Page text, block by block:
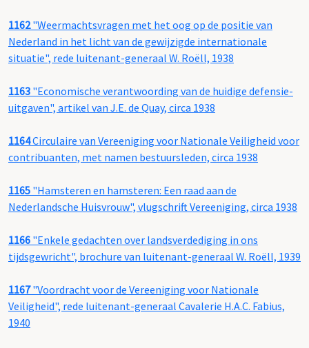
1162"Weermachtsvragen met het oog op de positie van
Nederland in het licht van de gewijzigde internationale
situatie", rede luitenant-generaal W. Roëll, 1938
1163 "Economische verantwoording van de huidige defensie-
uitgaven", artikel van J.E. de Quay, circa 1938
1164Circulaire van Vereeniging voor Nationale Veiligheid voor
contribuanten, met namen bestuursleden, circa 1938
1165 "Hamsteren en hamsteren: Een raad aan de
Nederlandsche Huisvrouw", vlugschrift Vereeniging, circa 1938
1166 "Enkele gedachten over landsverdediging in ons
tijdsgewricht", brochure van luitenant-generaal W. Roëll, 1939
1167"Voordracht voor de Vereeniging voor Nationale
Veiligheid", rede luitenant-generaal Cavalerie H.A.C. Fabius,
1940